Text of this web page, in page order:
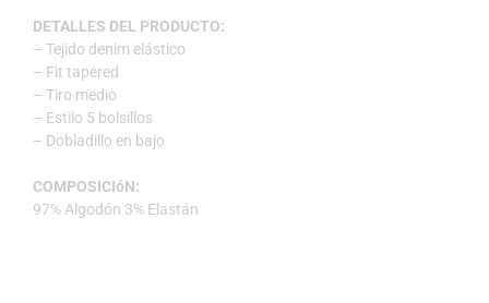
DETALLES DEL PRODUCTO:
– Tejido denim elástico
– Fit tapered
– Tiro medio
– Estilo 5 bolsillos
– Dobladillo en bajo
COMPOSICIóN:
97% Algodón 3% Elastán